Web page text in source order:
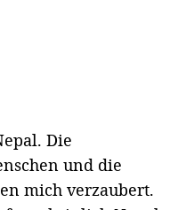
Die
und die
mich verzaubert.